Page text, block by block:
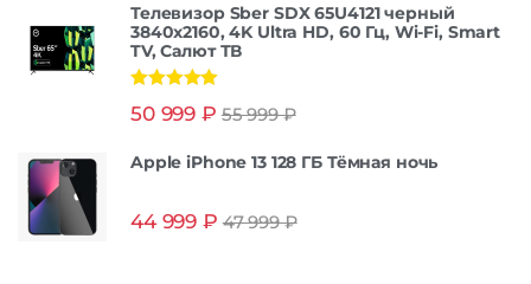
Телевизор Sber SDX 65U4121 черный
3840x2160, 4K Ultra HD, 60 Гц, Wi-Fi, Smart
TV, Салют ТВ
из 5
50 999 ₽ 55 999₽
Apple iPhone 13 128 ГБ Тёмная ночь
44 999 ₽ 47 999₽